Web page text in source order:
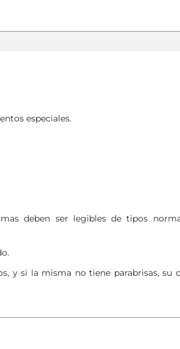
especiales.
deben ser legibles de tipos
y si la misma no tiene parabrisas, su